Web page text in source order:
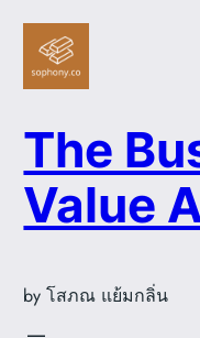
Skip
content
The
Value
by โสภณ แย้มกลิ่น